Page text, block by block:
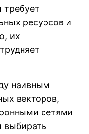
требует
ресурсов и
их
наивным
векторов,
сетями
выбирать